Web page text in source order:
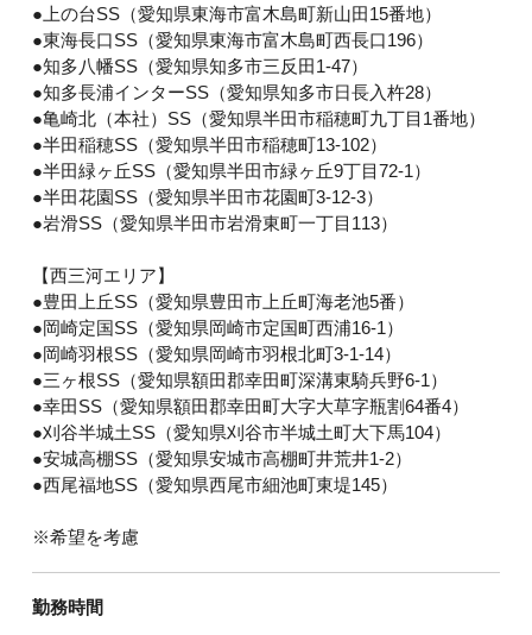
●上の台SS（愛知県東海市富木島町新山田15番地）
●東海長口SS（愛知県東海市富木島町西長口196）
●知多八幡SS（愛知県知多市三反田1-47）
●知多長浦インターSS（愛知県知多市日長入杵28）
●亀崎北（本社）SS（愛知県半田市稲穂町九丁目1番地）
●半田稲穂SS（愛知県半田市稲穂町13-102）
●半田緑ヶ丘SS（愛知県半田市緑ヶ丘9丁目72-1）
●半田花園SS（愛知県半田市花園町3-12-3）
●岩滑SS（愛知県半田市岩滑東町一丁目113）
【西三河エリア】
●豊田上丘SS（愛知県豊田市上丘町海老池5番）
●岡崎定国SS（愛知県岡崎市定国町西浦16-1）
●岡崎羽根SS（愛知県岡崎市羽根北町3-1-14）
●三ヶ根SS（愛知県額田郡幸田町深溝東騎兵野6-1）
●幸田SS（愛知県額田郡幸田町大字大草字瓶割64番4）
●刈谷半城土SS（愛知県刈谷市半城土町大下馬104）
●安城高棚SS（愛知県安城市高棚町井荒井1-2）
●西尾福地SS（愛知県西尾市細池町東堤145）
※希望を考慮
勤務時間